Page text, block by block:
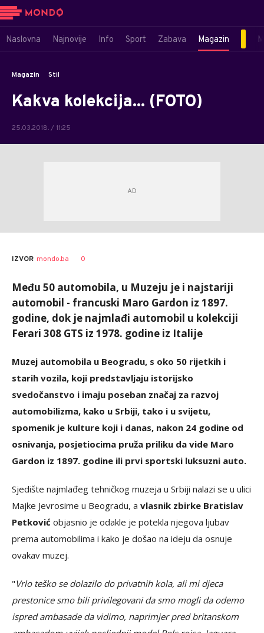
Naslovna Najnovije Info Sport Zabava Magazin
Magazin Stil
Kakva kolekcija... (FOTO)
25.03.2018. / 11:25
AUTOR Anadolija
IZVOR mondo.ba 0
Među 50 automobila, u Muzeju je i najstariji
automobil - francuski Maro Gardon iz 1897.
godine, dok je najmlađi automobil u kolekciji
Ferari 308 GTS iz 1978. godine iz Italije
Muzej automobila u Beogradu, s oko 50 rijetkih i
starih vozila, koji predstavljaju istorijsko
svedočanstvo i imaju poseban značaj za razvoj
automobilizma, kako u Srbiji, tako i u svijetu,
spomenik je kulture koji i danas, nakon 24 godine od
osnivanja, posjetiocima pruža priliku da vide Maro
Gardon iz 1897. godine ili prvi sportski luksuzni auto.
Sjedište najmlađeg tehničkog muzeja u Srbiji nalazi se u ulici
Majke Jevrosime u Beogradu, a vlasnik zbirke Bratislav
Petković objasnio je odakle je potekla njegova ljubav
prema automobilima i kako je došao na ideju da osnuje
ovakav muzej.
"Vrlo teško se dolazilo do privatnih kola, ali mi djeca
prestonice smo bili privilegovani da smo mogli da odemo
ispred ambasade da vidimo, naprimjer pred britanskom